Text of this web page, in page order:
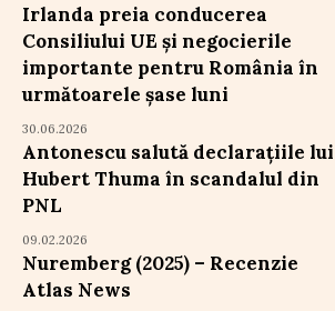
Irlanda preia conducerea
Consiliului UE și negocierile
importante pentru România în
următoarele șase luni
30.06.2026
Antonescu salută declarațiile lui
Hubert Thuma în scandalul din
PNL
09.02.2026
Nuremberg (2025) – Recenzie
Atlas News